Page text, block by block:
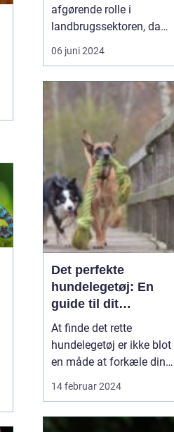
afgørende rolle i
landbrugssektoren, da
de sørger for sundheden
og velfærden hos en af
husdyrbestande -
kvæget. I dagens
landbrug er det ikke blot
vigtigt at yde den bedste
pleje til disse dyr, men
også at s...
06 juni 2024
Det perfekte
hundelegetøj: En
guide til dit
kæledyrs glæde og
trivsel
At finde det rette
hundelegetøj er ikke blot
en måde at forkæle din
firbenede ven; det er en
14 februar 2024